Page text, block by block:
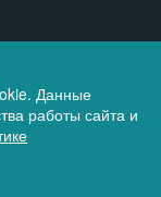
Данные
работы сайта и